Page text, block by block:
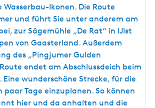
Ikonen. Die Route
und führt Sie unter anderem am
zur Sägemühle „De Rat“ in IJlst
von Gaasterland. Außerdem
des „Pingjumer Gulden
endet am Abschlussdeich beim
Eine wunderschöne Strecke, für die
paar Tage einzuplanen. So können
hier und da anhalten und die